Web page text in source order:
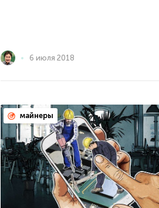
6 июля 2018
майнеры